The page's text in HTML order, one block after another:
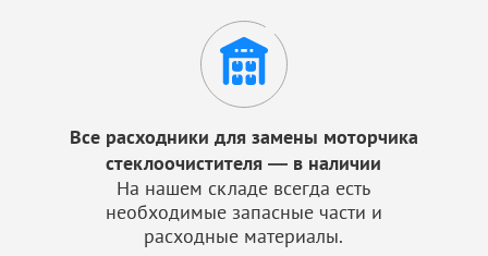
Все расходники для замены моторчика
стеклоочистителя — в наличии
На нашем складе всегда есть
необходимые запасные части и
расходные материалы.